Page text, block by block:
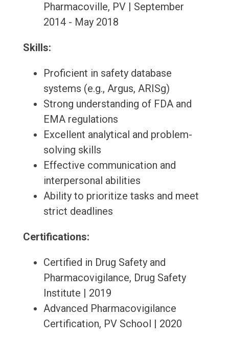
Pharmacoville, PV | September
2014 - May 2018
Skills:
Proficient in safety database
systems (e.g., Argus, ARISg)
Strong understanding of FDA and
EMA regulations
Excellent analytical and problem-
solving skills
Effective communication and
interpersonal abilities
Ability to prioritize tasks and meet
strict deadlines
Certifications:
Certified in Drug Safety and
Pharmacovigilance, Drug Safety
Institute | 2019
Advanced Pharmacovigilance
Certification, PV School | 2020